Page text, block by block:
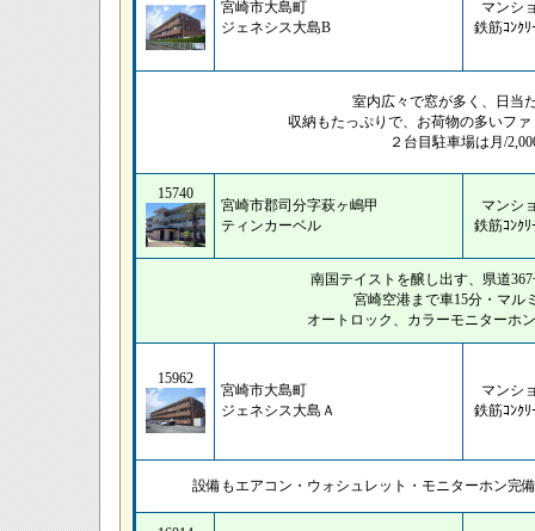
宮崎市大島町
ジェネシス大島B
マンシ
鉄筋ｺﾝｸﾘ
室内広々で窓が多く、日当
収納もたっぷりで、お荷物の多いフ
２台目駐車場は月/
15740
宮崎市郡司分字萩ヶ嶋甲
ティンカーベル
マンシ
鉄筋ｺﾝｸﾘ
南国テイストを醸し出す、県道
宮崎空港まで車15分・マル
オートロック、カラーモニターホ
15962
宮崎市大島町
ジェネシス大島Ａ
マンシ
鉄筋ｺﾝｸﾘ
設備もエアコン・ウォシュレット・モニターホン完